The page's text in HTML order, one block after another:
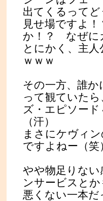
出てくるって
見せ場ですよ
か！？ なぜに
とにかく、主
ｗｗｗ
その一方、誰
って観ていた
ズ・エピソー
（汗）
まさにケヴィ
ですよねー（笑
やや物足りな
ンサービスと
悪くない一本だ